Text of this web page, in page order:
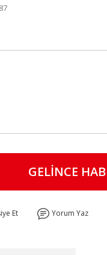
GELİNCE
Et Yorum Yaz